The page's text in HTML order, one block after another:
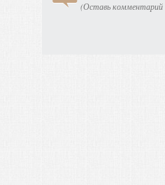
(Оставь комментарий